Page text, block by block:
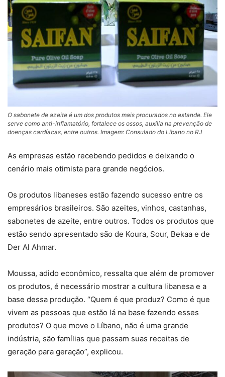
O sabonete de azeite é um dos produtos mais procurados no estande. Ele
serve como anti-inflamatório, fortalece os ossos, auxilia na prevenção de
doenças cardíacas, entre outros. Imagem: Consulado do Líbano no RJ
As empresas estão recebendo pedidos e deixando o
cenário mais otimista para grande negócios.
Os produtos libaneses estão fazendo sucesso entre os
empresários brasileiros. São azeites, vinhos, castanhas,
sabonetes de azeite, entre outros. Todos os produtos que
estão sendo apresentado são de Koura, Sour, Bekaa e de
Der Al Ahmar.
Moussa, adido econômico, ressalta que além de promover
os produtos, é necessário mostrar a cultura libanesa e a
base dessa produção. “Quem é que produz? Como é que
vivem as pessoas que estão lá na base fazendo esses
produtos? O que move o Líbano, não é uma grande
indústria, são famílias que passam suas receitas de
geração para geração”, explicou.